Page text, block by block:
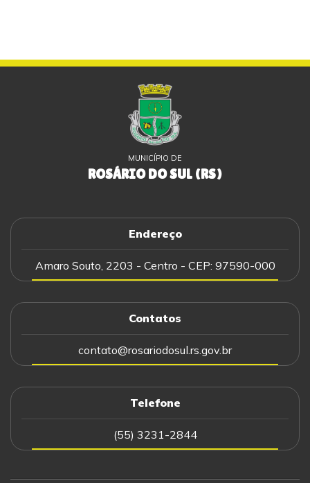
MUNICÍPIO DE
ROSÁRIO DO SUL (RS)
Endereço
Amaro Souto, 2203 - Centro - CEP: 97590-000
Contatos
contato@rosariodosul.rs.gov.br
Telefone
(55) 3231-2844